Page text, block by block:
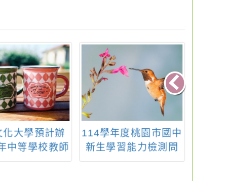
化大學預計辦
中等學校教師
合活動領域－
114學年度桃園市國中
新生學習能力檢測問